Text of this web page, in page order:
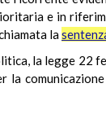
e in
la
la legge 22